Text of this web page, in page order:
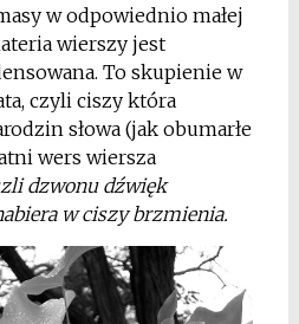
w odpowiednio małej
wierszy jest
To skupienie w
czyli ciszy która
słowa (jak obumarłe
wers wiersza
dzwonu dźwięk
w ciszy brzmienia.